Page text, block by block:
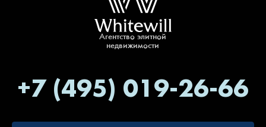
Агентство элитной
недвижимости
+7 (495) 019-26-66